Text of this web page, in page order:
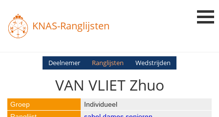
KNAS-Ranglijsten
Login
Deelnemer Ranglijsten Wedstrijden
VAN VLIET Zhuo
Individueel